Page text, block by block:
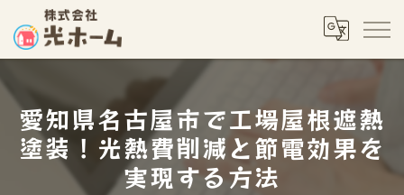
愛知県名古屋市で工場屋根遮熱
塗装！光熱費削減と節電効果を
実現する方法